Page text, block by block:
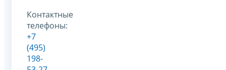
Контактные
телефоны:
+7
(495)
198-